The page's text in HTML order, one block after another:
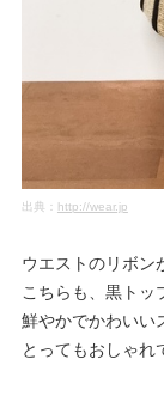
出典： http://wear.jp
ウエストのリボン
こちらも、黒トッ
鮮やかでかわいい
とってもおしゃ